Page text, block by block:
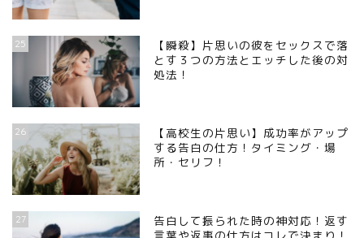
25
【瞬殺】片思いの彼をセックスで落
とす３つの方法とエッチした後の対
処法！
26
【高校生の片思い】成功率がアップ
する告白の仕方！タイミング・場
所・セリフ！
27
告白して振られた時の神対応！返す